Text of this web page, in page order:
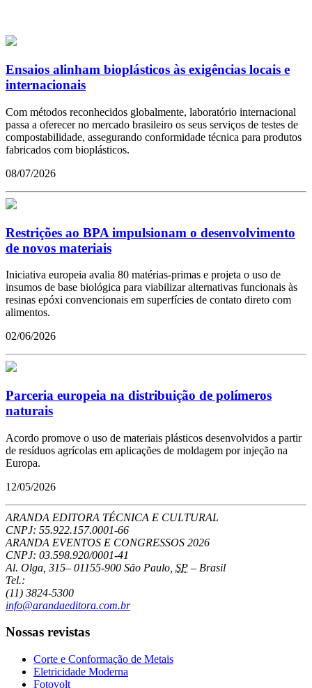
Ensaios alinham bioplásticos às exigências locais e
internacionais
Com métodos reconhecidos globalmente, laboratório internacional
passa a oferecer no mercado brasileiro os seus serviços de testes de
compostabilidade, assegurando conformidade técnica para produtos
fabricados com bioplásticos.
08/07/2026
Restrições ao BPA impulsionam o desenvolvimento
de novos materiais
Iniciativa europeia avalia 80 matérias-primas e projeta o uso de
insumos de base biológica para viabilizar alternativas funcionais às
resinas epóxi convencionais em superfícies de contato direto com
alimentos.
02/06/2026
Parceria europeia na distribuição de polímeros
naturais
Acordo promove o uso de materiais plásticos desenvolvidos a partir
de resíduos agrícolas em aplicações de moldagem por injeção na
Europa.
12/05/2026
ARANDA EDITORA TÉCNICA E CULTURAL
CNPJ: 55.922.157.0001-66
ARANDA EVENTOS E CONGRESSOS 2026
CNPJ: 03.598.920/0001-41
Al. Olga, 315– 01155-900 São Paulo SP – Brasil
Tel.:
(11) 3824-5300
info@arandaeditora.com.br
Nossas revistas
Corte e Conformação de Metais
Eletricidade Moderna
Fotovolt